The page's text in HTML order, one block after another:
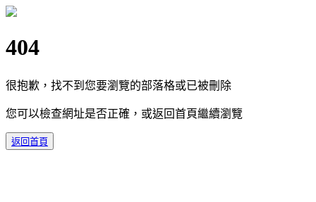
404
很抱歉，找不到您要瀏覽的部落格或已被刪除
您可以檢查網址是否正確，或返回首頁繼續瀏覽
返回首頁